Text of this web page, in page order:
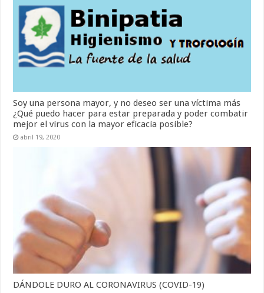
Soy una persona mayor, y no deseo ser una víctima más
¿Qué puedo hacer para estar preparada y poder combatir
mejor el virus con la mayor eficacia posible?
abril 19, 2020
DÁNDOLE DURO AL CORONAVIRUS (COVID-19)